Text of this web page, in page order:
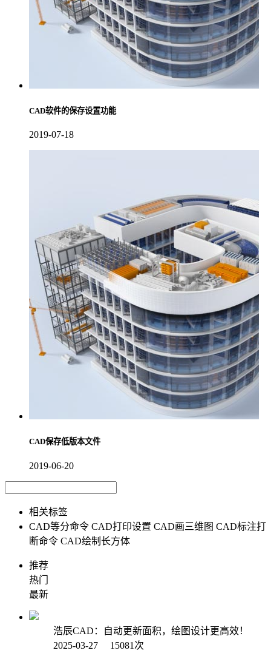
CAD软件的保存设置功能
2019-07-18
CAD保存低版本文件
2019-06-20
相关标签
CAD等分命令 CAD打印设置 CAD画三维图 CAD标注打
断命令 CAD绘制长方体
推荐
热门
最新
浩辰CAD：自动更新面积，绘图设计更高效！
2025-03-27 15081次